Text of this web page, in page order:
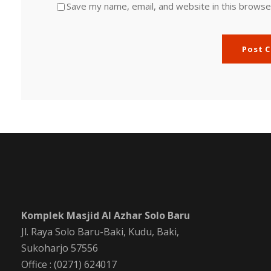
Save my name, email, and website in this
Komplek Masjid Al Azhar Solo Baru
Jl. Raya Solo Baru-Baki, Kudu, Baki,
Sukoharjo 57556
Office : (0271) 624017